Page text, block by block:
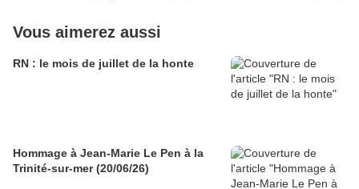
Vous aimerez aussi
RN : le mois de juillet de la honte
Hommage à Jean-Marie Le Pen à la
Trinité-sur-mer (20/06/26)